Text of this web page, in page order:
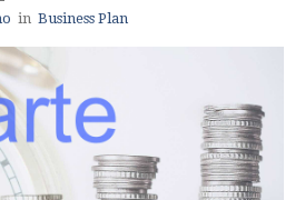
in Business Plan